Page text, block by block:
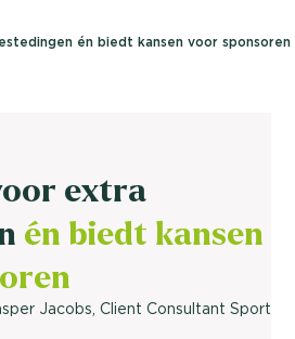
én biedt kansen voor sponsoren
extra
én biedt kansen
Jacobs, Client Consultant Sport